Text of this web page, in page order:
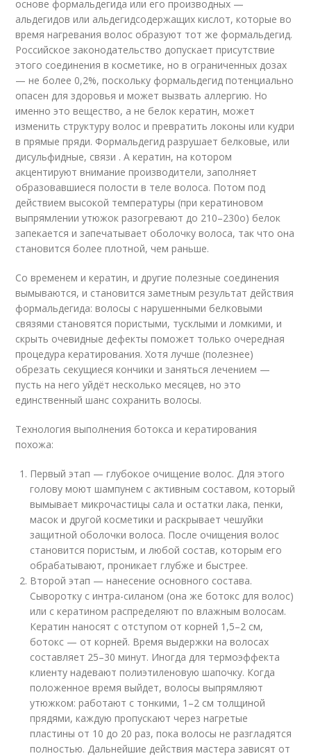
основе формальдегида или его производных —
альдегидов или альдегидсодержащих кислот, которые во
время нагревания волос образуют тот же формальдегид.
Российское законодательство допускает присутствие
этого соединения в косметике, но в ограниченных дозах
— не более 0,2%, поскольку формальдегид потенциально
опасен для здоровья и может вызвать аллергию. Но
именно это вещество, а не белок кератин, может
изменить структуру волос и превратить локоны или кудри
в прямые пряди. Формальдегид разрушает белковые, или
дисульфидные, связи . А кератин, на котором
акцентируют внимание производители, заполняет
образовавшиеся полости в теле волоса. Потом под
действием высокой температуры (при кератиновом
выпрямлении утюжок разогревают до 210–230о) белок
запекается и запечатывает оболочку волоса, так что она
становится более плотной, чем раньше.
Со временем и кератин, и другие полезные соединения
вымываются, и становится заметным результат действия
формальдегида: волосы с нарушенными белковыми
связями становятся пористыми, тусклыми и ломкими, и
скрыть очевидные дефекты поможет только очередная
процедура кератирования. Хотя лучше (полезнее)
обрезать секущиеся кончики и заняться лечением —
пусть на него уйдёт несколько месяцев, но это
единственный шанс сохранить волосы.
Технология выполнения ботокса и кератирования
похожа:
Первый этап — глубокое очищение волос. Для этого
голову моют шампунем с активным составом, который
вымывает микрочастицы сала и остатки лака, пенки,
масок и другой косметики и раскрывает чешуйки
защитной оболочки волоса. После очищения волос
становится пористым, и любой состав, которым его
обрабатывают, проникает глубже и быстрее.
Второй этап — нанесение основного состава.
Сыворотку с интра-силаном (она же ботокс для волос)
или с кератином распределяют по влажным волосам.
Кератин наносят с отступом от корней 1,5–2 см,
ботокс — от корней. Время выдержки на волосах
составляет 25–30 минут. Иногда для термоэффекта
клиенту надевают полиэтиленовую шапочку. Когда
положенное время выйдет, волосы выпрямляют
утюжком: работают с тонкими, 1–2 см толщиной
прядями, каждую пропускают через нагретые
пластины от 10 до 20 раз, пока волосы не разгладятся
полностью. Дальнейшие действия мастера зависят от